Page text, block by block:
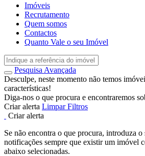
Imóveis
Recrutamento
Quem somos
Contactos
Quanto Vale o seu Imóvel
Pesquisa Avançada
Desculpe, neste momento não temos
características!
Diga-nos o que procura e encontraremos
Criar alerta Limpar Filtros
Criar alerta
Se não encontra o que procura, introduza o
notificações sempre que existir um imóvel
abaixo selecionadas.